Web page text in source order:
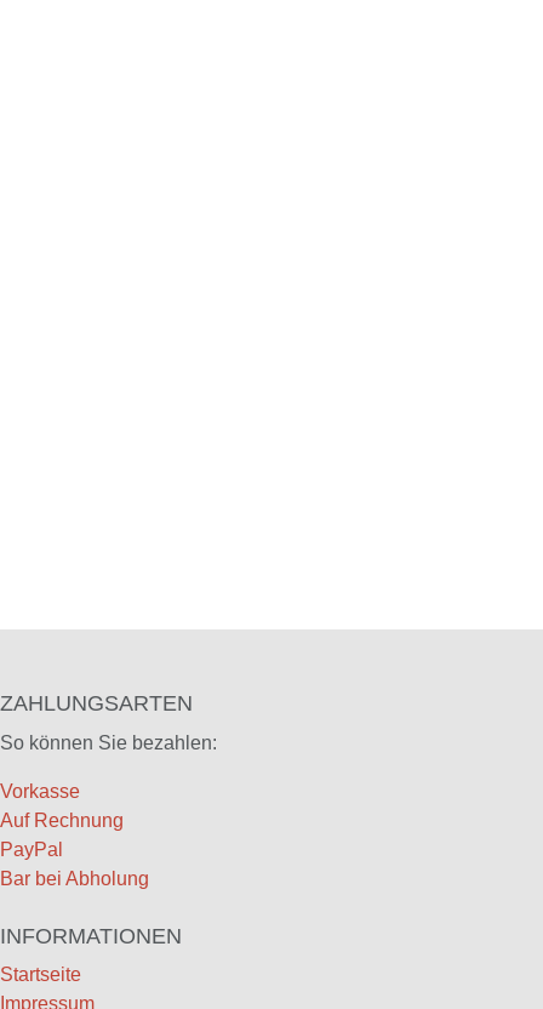
ZAHLUNGSARTEN
So können Sie bezahlen:
Vorkasse
Auf Rechnung
PayPal
Bar bei Abholung
INFORMATIONEN
Startseite
Impressum